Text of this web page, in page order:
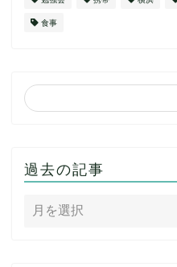
食事
過去の記事